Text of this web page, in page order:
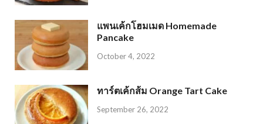
แพนเค้กโฮมเมด Homemade
Pancake
October 4, 2022
ทาร์ตเค้กส้ม Orange Tart Cake
September 26, 2022